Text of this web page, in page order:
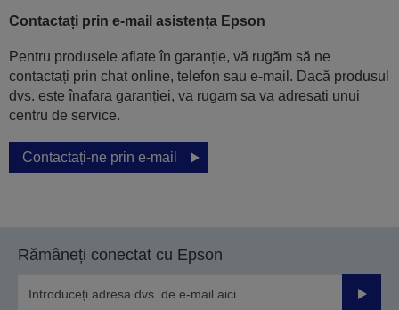
Contactați prin e-mail asistența Epson
Pentru produsele aflate în garanție, vă rugăm să ne
contactați prin chat online, telefon sau e-mail. Dacă produsul
dvs. este înafara garanției, va rugam sa va adresati unui
centru de service.
Contactați-ne prin e-mail
Rămâneți conectat cu Epson